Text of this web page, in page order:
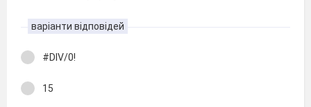
варіанти відповідей
#DIV/0!
15